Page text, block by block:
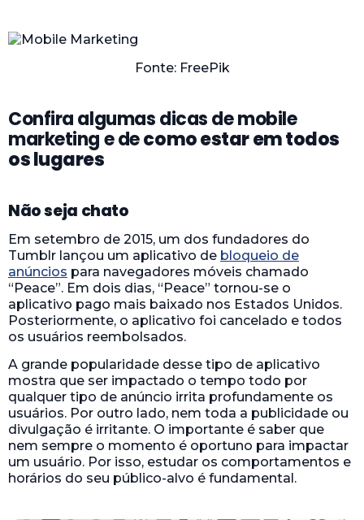
Fonte: FreePik
Confira algumas dicas de mobile
marketing e decomo estar em todos
os lugares
Não seja chato
Em setembro de 2015, um dos fundadores do
Tumblr lançou um aplicativo de bloqueio de
anúncios para navegadores móveis chamado
“Peace”. Em dois dias, “Peace” tornou-se o
aplicativo pago mais baixado nos Estados Unidos.
Posteriormente, o aplicativo foi cancelado e todos
os usuários reembolsados.
A grande popularidade desse tipo de aplicativo
mostra que ser impactado o tempo todo por
qualquer tipo de anúncio irrita profundamente os
usuários. Por outro lado, nem toda a publicidade ou
divulgação é irritante. O importante é saber que
nem sempre o momento é oportuno para impactar
um usuário. Por isso, estudar os comportamentos e
horários do seu público-alvo é fundamental.